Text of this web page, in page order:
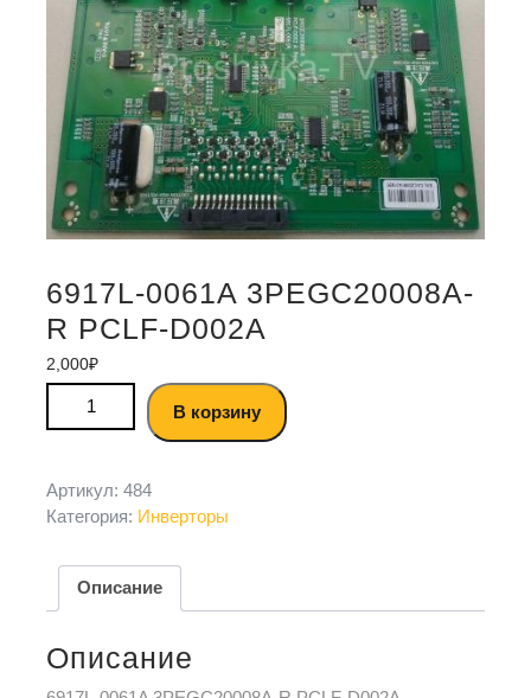
6917L-0061A 3PEGC20008A-
R PCLF-D002A
2,000₽
В корзину
Артикул: 484
Категория: Инверторы
Описание
Описание